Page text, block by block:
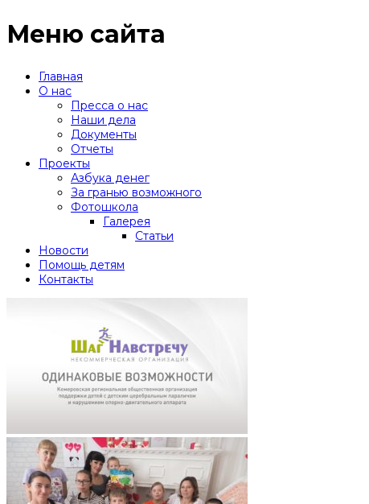
Меню сайта
Главная
О нас
Пресса о нас
Наши дела
Документы
Отчеты
Проекты
Азбука денег
За гранью возможного
Фотошкола
Галерея
Статьи
Новости
Помощь детям
Контакты